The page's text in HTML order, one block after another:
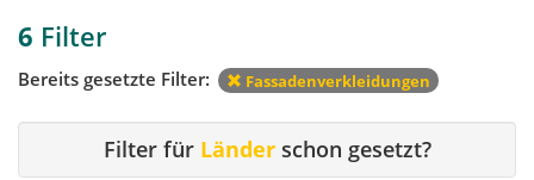
6 Filter
Bereits gesetzte Filter: Fassadenverkleidungen
Filter für Länderschon gesetzt?